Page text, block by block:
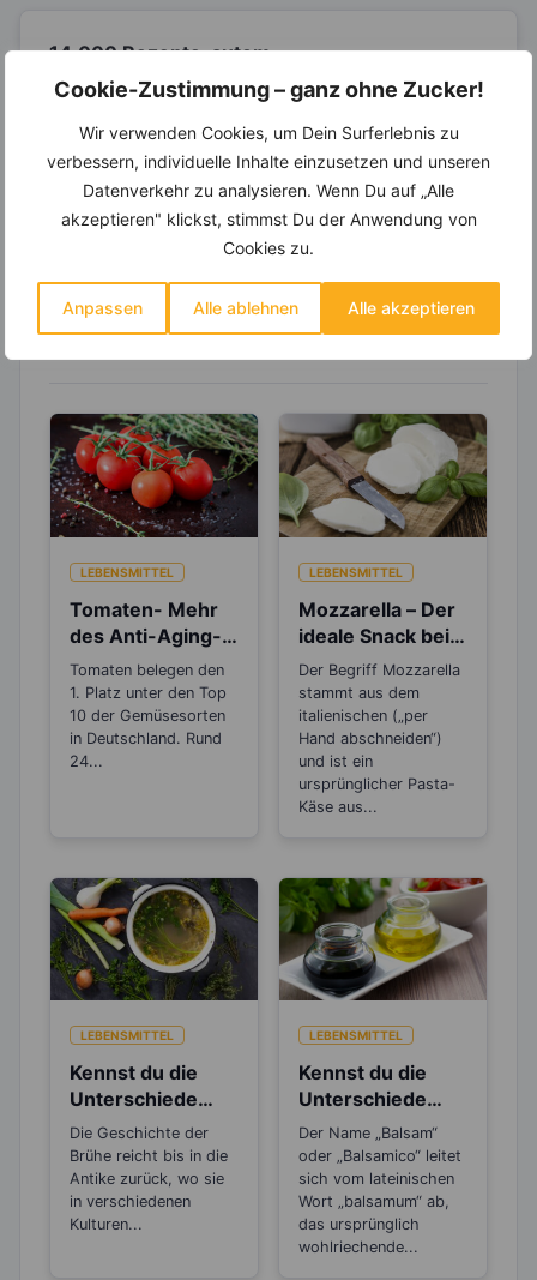
Cookie-Zustimmung – ganz ohne Zucker!
Wir verwenden Cookies, um Dein Surferlebnis zu
verbessern, individuelle Inhalte einzusetzen und unseren
Datenverkehr zu analysieren. Wenn Du auf „Alle
akzeptieren" klickst, stimmst Du der Anwendung von
Cookies zu.
Anpassen Alle ablehnen Alle akzeptieren
14.000 Rezepte, autom.
Wochenplaner,
Einkaufsliste und noch mehr?
-Mitgliedschaft und erhalte
viele hilfreiche und zeitsparende Möglichkeiten,
um Deine Ernährung optimal zu gestalten.
Erfahre mehr über die Zutaten
dieses Rezepts
LEBENSMITTEL
Tomaten- Mehr
des Anti-Aging-
Stoffs Lycopin
durchs
Einkochen?
Tomaten belegen den
1. Platz unter den Top
10 der Gemüsesorten
in Deutschland. Rund
24...
LEBENSMITTEL
Mozzarella – Der
ideale Snack beim
Abnehmen
Der Begriff Mozzarella
stammt aus dem
italienischen („per
Hand abschneiden“)
und ist ein
ursprünglicher Pasta-
Käse aus...
LEBENSMITTEL
Kennst du die
Unterschiede
zwischen Brühe,
Fond und
Bouillon?
Die Geschichte der
Brühe reicht bis in die
Antike zurück, wo sie
in verschiedenen
Kulturen...
LEBENSMITTEL
Kennst du die
Unterschiede
beim Balsamico
Essig?
Der Name „Balsam“
oder „Balsamico“ leitet
sich vom lateinischen
Wort „balsamum“ ab,
das ursprünglich
wohlriechende...